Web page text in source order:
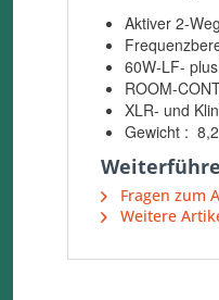
Aktiver 2-
60W-LF-
ROOM-
XLR- und
Gewicht :
Fragen zum
Weitere